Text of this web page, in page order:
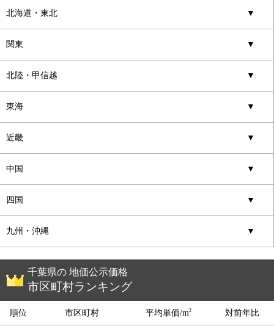
北海道・東北 ▼
関東 ▼
北陸・甲信越 ▼
東海 ▼
近畿 ▼
中国 ▼
四国 ▼
九州・沖縄 ▼
千葉県の 地価公示価格
市区町村ランキング
順位 市区町村 平均単価/m2 対前年比